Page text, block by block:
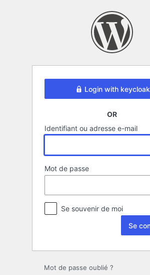
Login with keycloak
OR
Identifiant ou adresse e-mail
Mot de passe
Se souvenir de moi
Mot de passe oublié ?